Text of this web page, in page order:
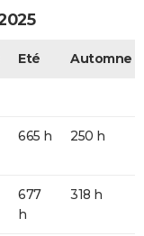
Eté Automne
665 h 250 h
677
h
318 h